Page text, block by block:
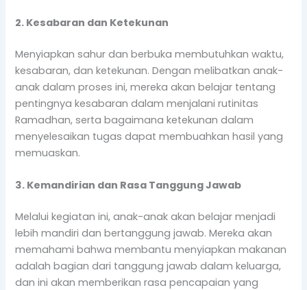
2. Kesabaran dan Ketekunan
Menyiapkan sahur dan berbuka membutuhkan waktu,
kesabaran, dan ketekunan. Dengan melibatkan anak-
anak dalam proses ini, mereka akan belajar tentang
pentingnya kesabaran dalam menjalani rutinitas
Ramadhan, serta bagaimana ketekunan dalam
menyelesaikan tugas dapat membuahkan hasil yang
memuaskan.
3. Kemandirian dan Rasa Tanggung Jawab
Melalui kegiatan ini, anak-anak akan belajar menjadi
lebih mandiri dan bertanggung jawab. Mereka akan
memahami bahwa membantu menyiapkan makanan
adalah bagian dari tanggung jawab dalam keluarga,
dan ini akan memberikan rasa pencapaian yang